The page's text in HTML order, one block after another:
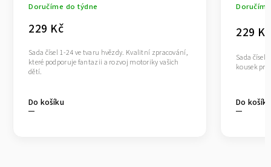
Doručíme do týdne
229 Kč
Do košíku
Sada čísel 1-24 ve tvaru hvězdy. Kvalitní zpracování,
které podporuje fantazii a rozvoj motoriky vašich
dětí.
229 Kč
Do košíku
Sada čísel
kousek